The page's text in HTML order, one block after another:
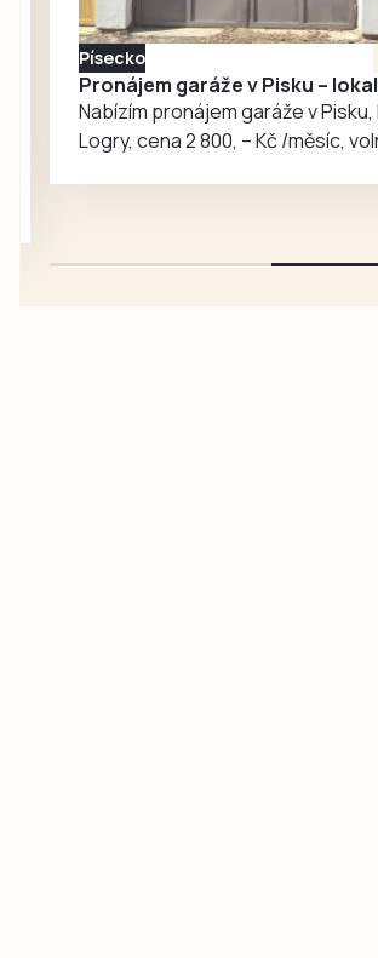
a
Písecko
Pronájem
Nabízím pronájem garáže v Pisku,
Logry, cena 2 800, – Kč /měsíc,